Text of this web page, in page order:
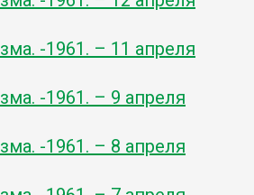
-1961. – 11 апреля
-1961. – 9 апреля
-1961. – 8 апреля